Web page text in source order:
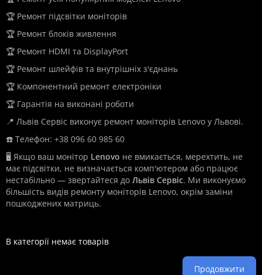
🏆 Ремонт підсвітки моніторів
🏆 Ремонт блоків живлення
🏆 Ремонт HDMI та DisplayPort
🏆 Ремонт шлейфів та внутрішніх з'єднань
🏆 Компонентний ремонт електроніки
🏆 Гарантія на виконані роботи
📍 Львів Сервіс виконує ремонт моніторів Lenovo у Львові.
☎️ Телефон: +38 096 60 985 60
🖥️ Якщо ваш монітор Lenovo не вмикається, мерехтить, не
має підсвітки, не визначається комп'ютером або працює
нестабільно — звертайтеся до Львів Сервіс. Ми виконуємо
більшість видів ремонту моніторів Lenovo, окрім заміни
пошкоджених матриць.
В категорії немає товарів
Продовжити